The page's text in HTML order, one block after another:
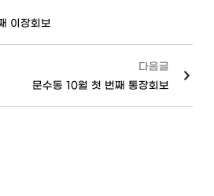
이장회보
다음글
문수동 10월 첫 번째 통장회보